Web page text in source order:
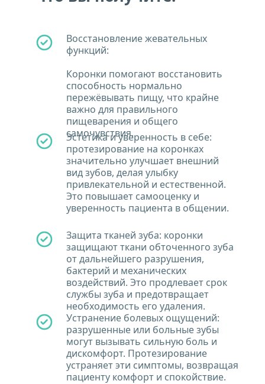
Восстановление жевательных
функций:
Коронки помогают восстановить
способность нормально
пережёвывать пищу, что крайне
важно для правильного
пищеварения и общего
самочувствия.
Эстетика и уверенность в себе:
протезирование на коронках
значительно улучшает внешний
вид зубов, делая улыбку
привлекательной и естественной.
Это повышает самооценку и
уверенность пациента в общении.
Защита тканей зуба: коронки
защищают ткани обточенного зуба
от дальнейшего разрушения,
бактерий и механических
воздействий. Это продлевает срок
службы зуба и предотвращает
необходимость его удаления.
Устранение болевых ощущений:
разрушенные или больные зубы
могут вызывать сильную боль и
дискомфорт. Протезирование
устраняет эти симптомы, возвращая
пациенту комфорт и спокойствие.